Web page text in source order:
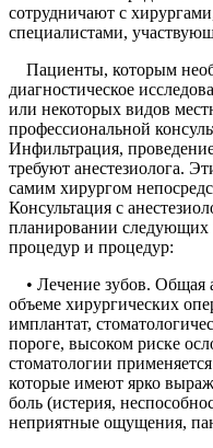
сотрудничают с
специалистами,
Пациенты, которым
диагностическое
или некоторых видов
профессиональной
Инфильтрация,
требуют анестезиолога.
самим хирургом
Консультация с
планировании следующих
процедур и процедур:
• Лечение зубов. Общая
объеме хирургических
имплантат,
пороге, высоком риске
стоматологии
которые имеют ярко
боль (истерия,
неприятные ощущения,